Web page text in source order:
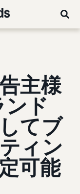
主様
ンド
てブ
ィン
可能